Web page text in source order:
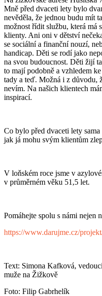
Mně před dvaceti lety bylo
nevěděla, že jednou budu mít
možnost řídit službu, která má
klienty. Ani oni v dětství
se sociální a finanční nouzí,
handicap. Děti se rodí jako
na svou budoucnost. Děti žijí
to mají podobně a vzhledem
tady a teď. Možná i z důvodu,
nevím. Na našich klientech
inspirací.
Co bylo před dvaceti lety
jak já mohu svým klientům
V loňském roce jsme v
v průměrném věku 51,5 let.
Pomáhejte spolu s námi nejen
https://www.darujme.cz/
Text: Simona Kafková,
muže na Žižkově
Foto: Filip Gabrhelík